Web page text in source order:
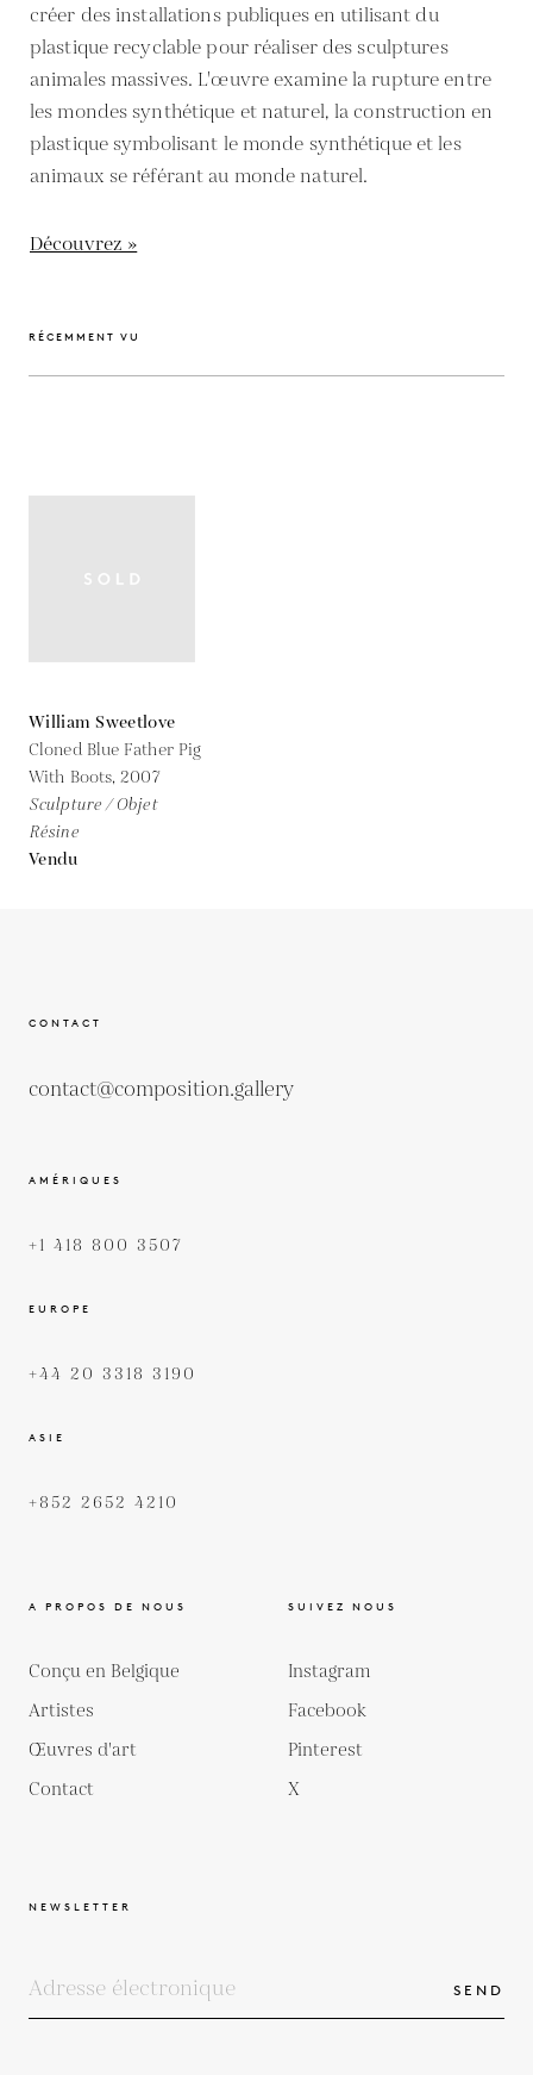
créer des installations publiques en utilisant du
plastique recyclable pour réaliser des sculptures
animales massives. L'œuvre examine la rupture entre
les mondes synthétique et naturel, la construction en
plastique symbolisant le monde synthétique et les
animaux se référant au monde naturel.
Découvrez »
RÉCEMMENT VU
William Sweetlove
Cloned Blue Father Pig
With Boots,2007
Sculpture / Objet
Résine
Vendu
CONTACT
contact@composition.gallery
AMÉRIQUES
+1 418 800 3507
EUROPE
+44 20 3318 3190
ASIE
+852 2652 4210
A PROPOS DE NOUS
Conçu en Belgique
Artistes
Œuvres d'art
Contact
SUIVEZ NOUS
Instagram
Facebook
Pinterest
X
NEWSLETTER
SEND